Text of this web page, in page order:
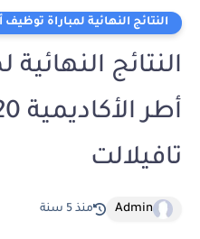
النتائج النهائية لمباراة توظيف
النتائج
تافيلالت
Admin منذ 5 سنة